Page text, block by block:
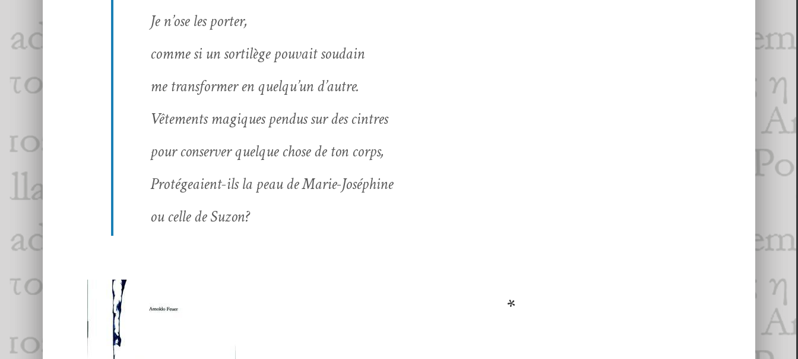
Je n’ose les porter,
comme si un sor­tilège pou­vait soudain
me trans­former en quelqu’un d’autre.
Vête­ments mag­iques pen­dus sur des cintres
pour con­serv­er quelque chose de ton corps,
Pro­tégeaient-ils la peau deMarie-Joséphine
ou celle deSuzon?
*